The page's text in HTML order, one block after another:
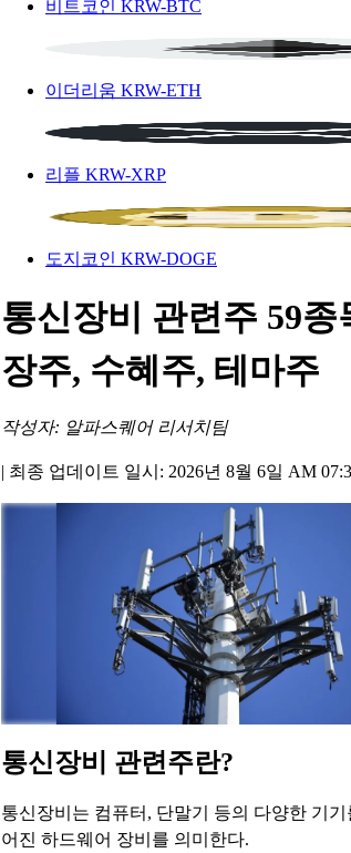
비트코인 KRW-BTC
이더리움 KRW-ETH
리플 KRW-XRP
도지코인 KRW-DOGE
통신장비 관련주 59
장주, 수혜주, 테마주
작성자: 알파스퀘어 리서치팀
| 최종 업데이트 일시: 2026년 8월 6일 AM
통신장비 관련주란?
통신장비는 컴퓨터, 단말기 등의 다양한 기
어진 하드웨어 장비를 의미한다.